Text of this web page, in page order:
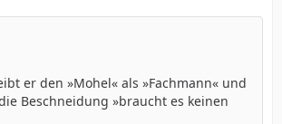
er den »Mohel« als »Fachmann« und
Beschneidung »braucht es keinen